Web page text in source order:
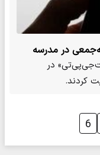
در مدرسه
در
کردند.
6